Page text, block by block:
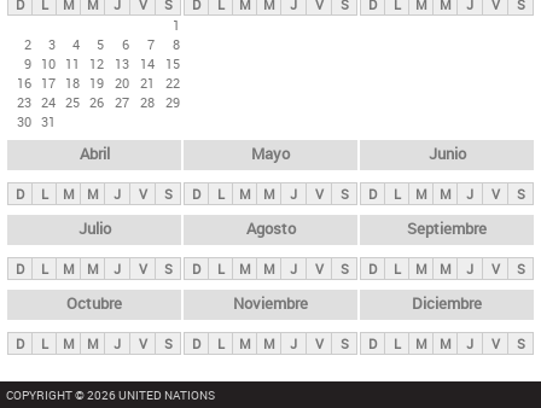
p
n
c
i
p
l
e
s
D L M M J V
S
1
2
3 4 5 6 7
8
9 10 11 12 13 14
15
16 17 18 19 20 21
22
23 24 25 26 27 28 29
30 31
D L M M J V S D L M M J V S
Abril
D L M M J V S
Mayo
D L M M J V S
Junio
D L M M J V S
Julio
D L M M J V S
Agosto
D L M M J V S
Septiembre
D L M M J V S
Octubre
D L M M J V S
Noviembre
D L M M J V S
Diciembre
D L M M J V S
COPYRIGHT © 2026 UNITED NATIONS